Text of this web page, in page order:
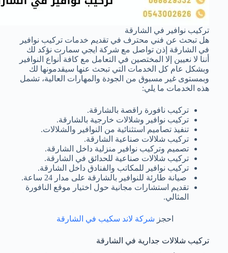
تركيب نوافير في الشارقة
هل تبحث عن فني محترف في تقديم خدمات تركيب نوافير
في الشارقة إذن تواصل مع شركة ايجي سمارت نؤكد لك
أننا لا نعيين إلا المختصين في التعامل مع كافة أنواع النوافير
وبشكل عام كل الخدمات التي تبحث عنها سيقدمونها لك
وبمستوى غير مسبوق من الجودة والمهارات العالية، تشمل
هذه الخدمات ما يلي:
تركيب نافورة راقصة بالشارقة.
تركيب نوافير وشلالات خارجية بالشارقة.
تنفيذ تصاميم استثنائية من النوافير والشلالات.
تركيب شلالات صناعية الشارقة.
تصميم وتركيب نوافير منزلية داخل الشارقة.
تركيب شلالات صناعية للحدائق في الشارقة.
تركيب نوافير للمكاتب والفنادق داخل الشارقة.
صيانة طارئة للنوافير بالشارقة على مدار 24 ساعة.
تقديم استشارات مجانية حول اختيار موقع النافورة
المثالي.
احجز شركة لاند سكيب في الشارقة
تركيب شلالات جدارية في الشارقة